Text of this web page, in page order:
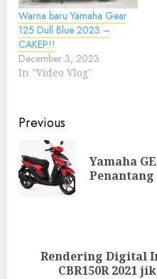
Warna baru Yamaha Gear
125 Dull Blue 2023 –
CAKEP!!
December 3, 2023
In "Video Vlog"
Post
navigation
Previous
Yamaha
Penantang
NextRendering Digital
CBR150R 2021